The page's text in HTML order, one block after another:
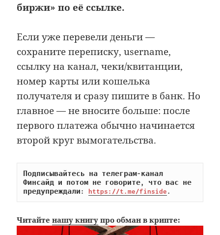
биржи» по её ссылке.
Если уже перевели деньги —
сохраните переписку, username,
ссылку на канал, чеки/квитанции,
номер карты или кошелька
получателя и сразу пишите в банк. Но
главное — не вносите больше: после
первого платежа обычно начинается
второй круг вымогательства.
Подписывайтесь на телеграм-канал
Финсайд и потом не говорите, что вас не
предупреждали: https://t.me/finside.
Читайтенашу книгу про обман в крипте: